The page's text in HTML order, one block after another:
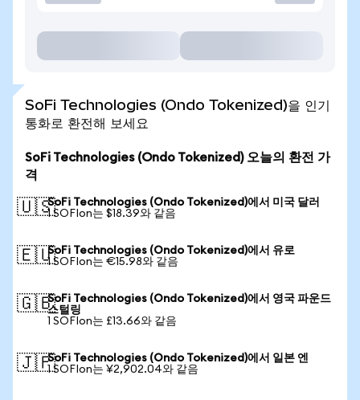
SoFi Technologies (Ondo Tokenized)을 인기
통화로 환전해 보세요
SoFi Technologies (Ondo Tokenized) 오늘의 환전 가
격
🇺🇸SoFi Technologies (Ondo Tokenized)에서 미국 달러
1 SOFIon는 $18.39와 같음
🇪🇺SoFi Technologies (Ondo Tokenized)에서 유로
1 SOFIon는 €15.98와 같음
🇬🇧SoFi Technologies (Ondo Tokenized)에서 영국 파운드
스털링
1 SOFIon는 £13.66와 같음
🇯🇵SoFi Technologies (Ondo Tokenized)에서 일본 엔
1 SOFIon는 ¥2,902.04와 같음